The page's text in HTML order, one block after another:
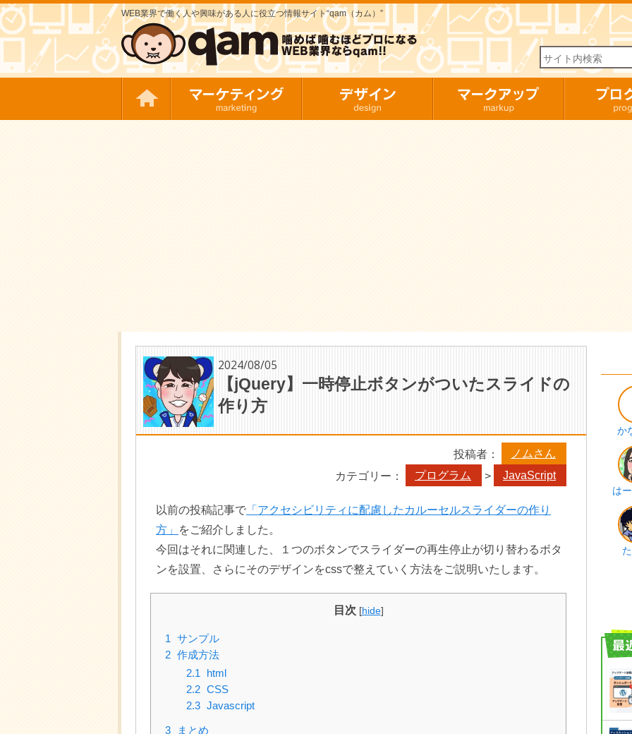
WEB業界で働く人や興味がある人に役立つ情報サイト“qam（カム）”
2024/08/05
【jQuery】一時停止ボタンがついたスライドの
作り方
投稿者：
ノムさん
カテゴリー：
プログラム > JavaScript
以前の投稿記事で 「アクセシビリティに配慮したカルーセルスライダーの作り
方」
をご紹介しました。
今回はそれに関連した、１つのボタンでスライダーの再生停止が切り替わるボタ
ンを設置、さらにそのデザインをcssで整えていく方法をご説明いたします。
目次 [hide]
1
サンプル
2 作成方法
2.1
html
2.2 CSS
2.3 Javascript
3 まとめ
か
は